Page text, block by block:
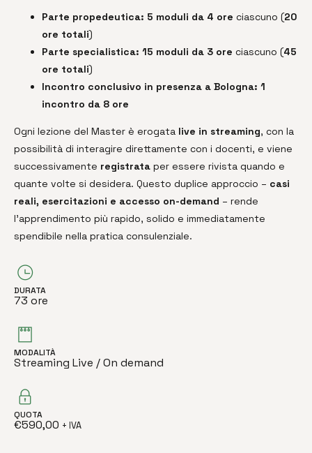
Parte propedeutica: 5 moduli da 4 ore ciascuno (20
ore totali)
Parte specialistica: 15 moduli da 3 ore ciascuno (45
ore totali)
Incontro conclusivo in presenza a Bologna: 1
incontro da 8 ore
Ogni lezione del Master è erogata live in streaming, con la
possibilità di interagire direttamente con i docenti, e viene
successivamente registrata per essere rivista quando e
quante volte si desidera. Questo duplice approccio – casi
reali, esercitazioni e accesso on-demand – rende
l’apprendimento più rapido, solido e immediatamente
spendibile nella pratica consulenziale.
DURATA
73 ore
MODALITÀ
Streaming Live / On demand
QUOTA
€590,00 + IVA